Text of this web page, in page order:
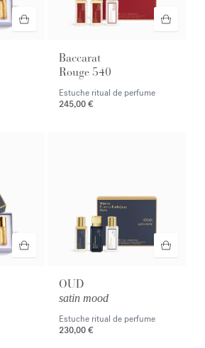
Baccarat
Rouge 540
Estuche ritual de perfume
245,00 €
OUD
satin mood
Estuche ritual de perfume
230,00 €